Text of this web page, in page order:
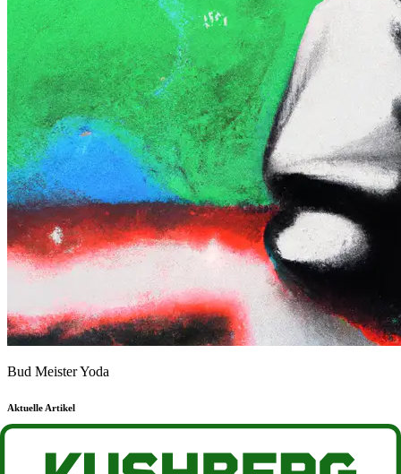
Bud Meister Yoda
Aktuelle Artikel